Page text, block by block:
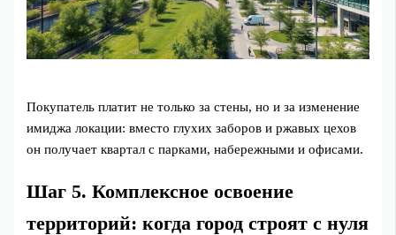
Покупатель платит не только за стены, но и за изменение
имиджа локации: вместо глухих заборов и ржавых цехов
он получает квартал с парками, набережными и офисами.
Шаг 5. Комплексное освоение
территорий: когда город строят с нуля